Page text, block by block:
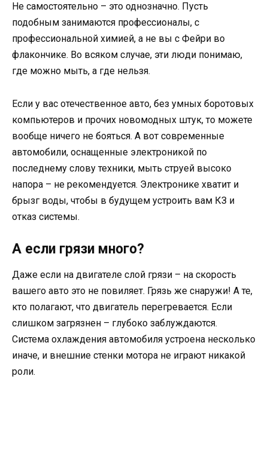
Не самостоятельно – это однозначно. Пусть
подобным занимаются профессионалы, с
профессиональной химией, а не вы с Фейри во
флакончике. Во всяком случае, эти люди понимаю,
где можно мыть, а где нельзя.
Если у вас отечественное авто, без умных боротовых
компьютеров и прочих новомодных штук, то можете
вообще ничего не бояться. А вот современные
автомобили, оснащенные электроникой по
последнему слову техники, мыть струей высоко
напора – не рекомендуется. Электронике хватит и
брызг воды, чтобы в будущем устроить вам КЗ и
отказ системы.
А если грязи много?
Даже если на двигателе слой грязи – на скорость
вашего авто это не повиляет. Грязь же снаружи! А те,
кто полагают, что двигатель перегревается. Если
слишком загрязнен – глубоко заблуждаются.
Система охлаждения автомобиля устроена несколько
иначе, и внешние стенки мотора не играют никакой
роли.